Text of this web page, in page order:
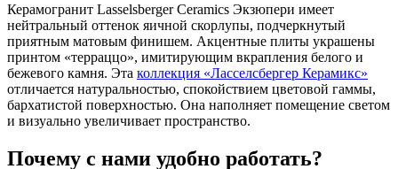
Керамогранит Lasselsberger Ceramics Экзюпери имеет
нейтральный оттенок яичной скорлупы, подчеркнутый
приятным матовым финишем. Акцентные плиты украшены
принтом «терраццо», имитирующим вкрапления белого и
бежевого камня. Эта коллекция «Ласселсбергер Керамикс»
отличается натуральностью, спокойствием цветовой гаммы,
бархатистой поверхностью. Она наполняет помещение светом
и визуально увеличивает пространство.
Почему с нами удобно работать?